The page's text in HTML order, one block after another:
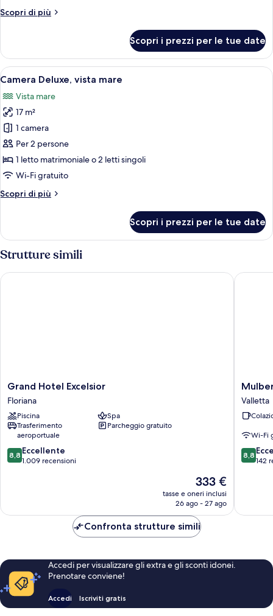
Scopri di più
Altri
Superior,
vista
mare
Scopri i prezzi per le tue date
Apri
tutte
le
foto
per
Camera
Deluxe,
vista
Un letto matrimoniale con testiera,
30
Camera Deluxe, vista mare
Vista mare
17 m²
1 camera
Per 2 persone
1 letto matrimoniale o 2 letti singoli
Wi-Fi gratuito
Scopri di più
Altri
Deluxe,
vista
mare
Scopri i prezzi per le tue date
Strutture simili
Grand
Hotel
Excelsior
Floriana
Grand Hotel Excelsior
Floriana
Piscina
Spa
Trasferimento
aeroportuale
Parcheggio gratuito
8.8
su
8,8 Eccellente
1.009 recensioni
Il
prezzo
attuale
333 €
333 €
tasse e oneri inclusi
26 ago - 27 ago
Grand Hotel Excelsior
Suites
by
The
Valletta
Valletta
Wi-Fi
8.8
su
8,8
142
Confronta strutture simili
Accedi per visualizzare gli extra e gli sconti idonei.
Prenotare conviene!
Accedi Iscriviti gratis